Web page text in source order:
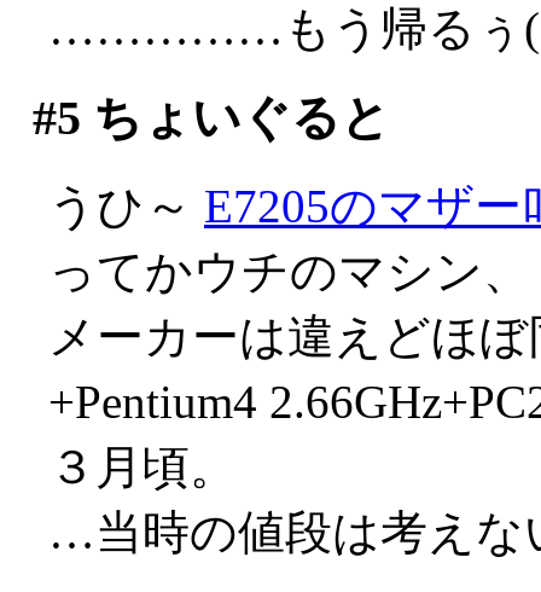
……………もう帰るぅ
#5 ちょいぐると
うひ～ E7205のマザー
ってかウチのマシン、
メーカーは違えどほ
+Pentium4
３月頃。
…当時の値段は考えな